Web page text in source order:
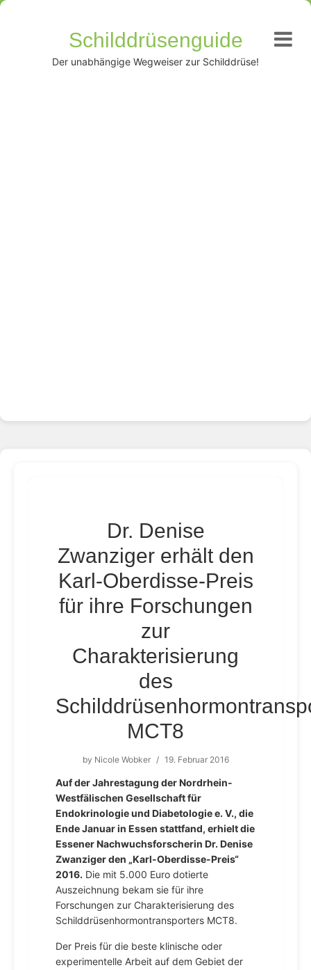
Schilddrüsenguide
Der unabhängige Wegweiser zur Schilddrüse!
Dr. Denise
Zwanziger erhält den
Karl-Oberdisse-Preis
für ihre Forschungen
zur
Charakterisierung
des
MCT8
by Nicole Wobker / 19. Februar 2016
Auf der Jahrestagung der Nordrhein-
Westfälischen Gesellschaft für
Endokrinologie und Diabetologie e. V., die
Ende Januar in Essen stattfand, erhielt die
Essener Nachwuchsforscherin Dr. Denise
Zwanziger den „Karl-Oberdisse-Preis“
2016. Die mit 5.000 Euro dotierte
Auszeichnung bekam sie für ihre
Forschungen zur Charakterisierung des
Schilddrüsenhormontransporters MCT8.
Der Preis für die beste klinische oder
experimentelle Arbeit auf dem Gebiet der